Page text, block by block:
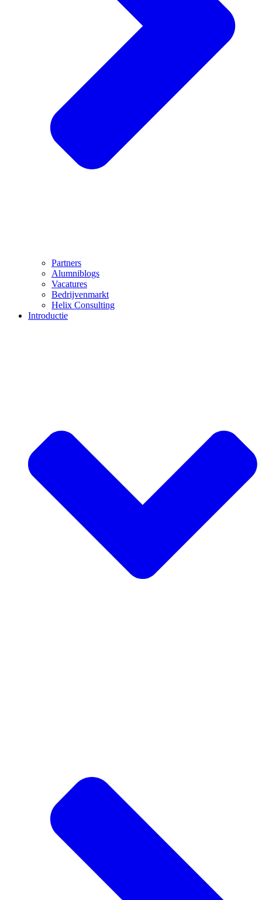
Partners
Alumniblogs
Vacatures
Bedrijvenmarkt
Helix Consulting
Introductie